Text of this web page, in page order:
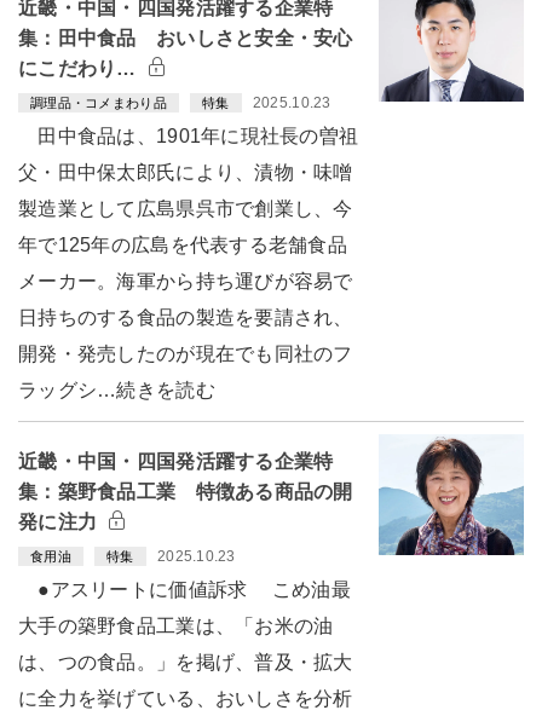
近畿・中国・四国発活躍する企業特
集：田中食品 おいしさと安全・安心
にこだわり…
調理品・コメまわり品 特集 2025.10.23
田中食品は、1901年に現社長の曽祖
父・田中保太郎氏により、漬物・味噌
製造業として広島県呉市で創業し、今
年で125年の広島を代表する老舗食品
メーカー。海軍から持ち運びが容易で
日持ちのする食品の製造を要請され、
開発・発売したのが現在でも同社のフ
ラッグシ…続きを読む
近畿・中国・四国発活躍する企業特
集：築野食品工業 特徴ある商品の開
発に注力
食用油 特集 2025.10.23
●アスリートに価値訴求 こめ油最
大手の築野食品工業は、「お米の油
は、つの食品。」を掲げ、普及・拡大
に全力を挙げている、おいしさを分析